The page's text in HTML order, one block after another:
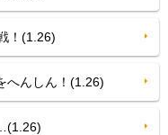
！(1.26)
んしん！(1.26)